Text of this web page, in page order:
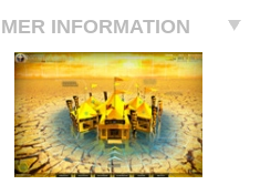
MER INFORMATION